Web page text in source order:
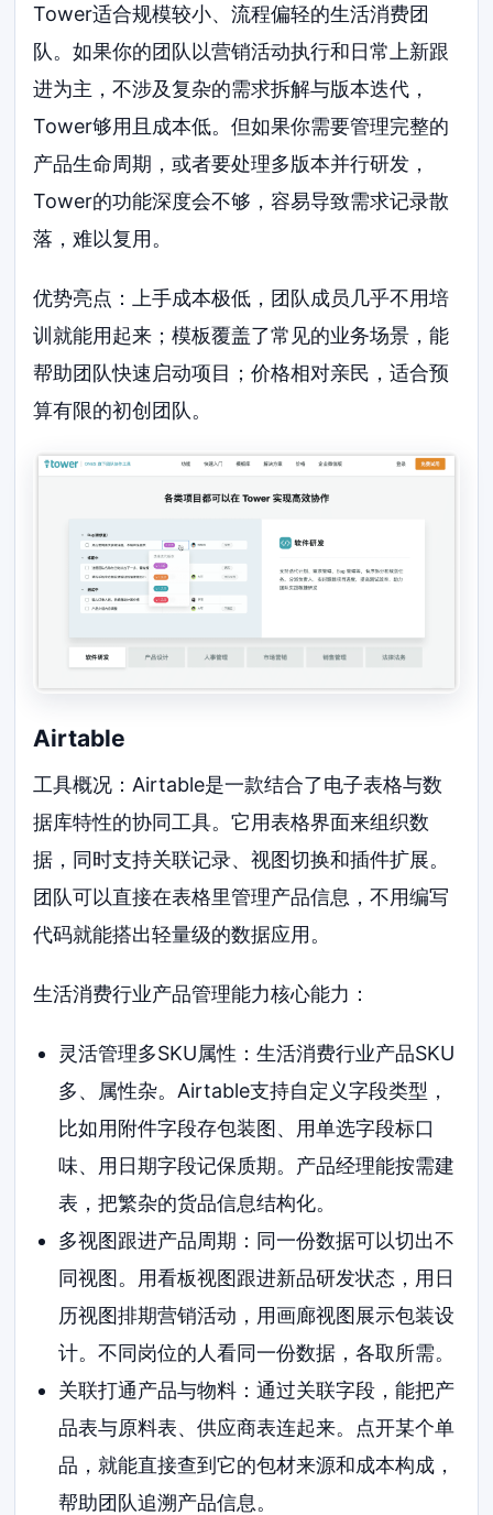
Tower适合规模较小、流程偏轻的生活消费团
队。如果你的团队以营销活动执行和日常上新跟
进为主，不涉及复杂的需求拆解与版本迭代，
Tower够用且成本低。但如果你需要管理完整的
产品生命周期，或者要处理多版本并行研发，
Tower的功能深度会不够，容易导致需求记录散
落，难以复用。
优势亮点：上手成本极低，团队成员几乎不用培
训就能用起来；模板覆盖了常见的业务场景，能
帮助团队快速启动项目；价格相对亲民，适合预
算有限的初创团队。
Airtable
工具概况：Airtable是一款结合了电子表格与数
据库特性的协同工具。它用表格界面来组织数
据，同时支持关联记录、视图切换和插件扩展。
团队可以直接在表格里管理产品信息，不用编写
代码就能搭出轻量级的数据应用。
生活消费行业产品管理能力核心能力：
灵活管理多SKU属性：生活消费行业产品SKU
多、属性杂。Airtable支持自定义字段类型，
比如用附件字段存包装图、用单选字段标口
味、用日期字段记保质期。产品经理能按需建
表，把繁杂的货品信息结构化。
多视图跟进产品周期：同一份数据可以切出不
同视图。用看板视图跟进新品研发状态，用日
历视图排期营销活动，用画廊视图展示包装设
计。不同岗位的人看同一份数据，各取所需。
关联打通产品与物料：通过关联字段，能把产
品表与原料表、供应商表连起来。点开某个单
品，就能直接查到它的包材来源和成本构成，
帮助团队追溯产品信息。